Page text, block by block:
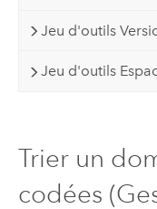
Jeu d'outils
Jeu d'outils
Trier un
codées